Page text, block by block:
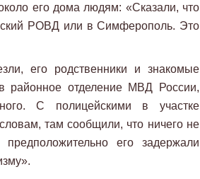
его дома людям: «Сказали, что
РОВД или в Симферополь. Это
его родственники и знакомые
районное отделение МВД России,
С полицейскими в участке
там сообщили, что ничего не
его задержали